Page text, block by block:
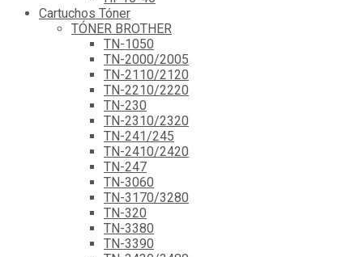
Cartuchos Tóner
TÓNER BROTHER
TN-1050
TN-2000/2005
TN-2110/2120
TN-2210/2220
TN-230
TN-2310/2320
TN-241/245
TN-2410/2420
TN-247
TN-3060
TN-3170/3280
TN-320
TN-3380
TN-3390